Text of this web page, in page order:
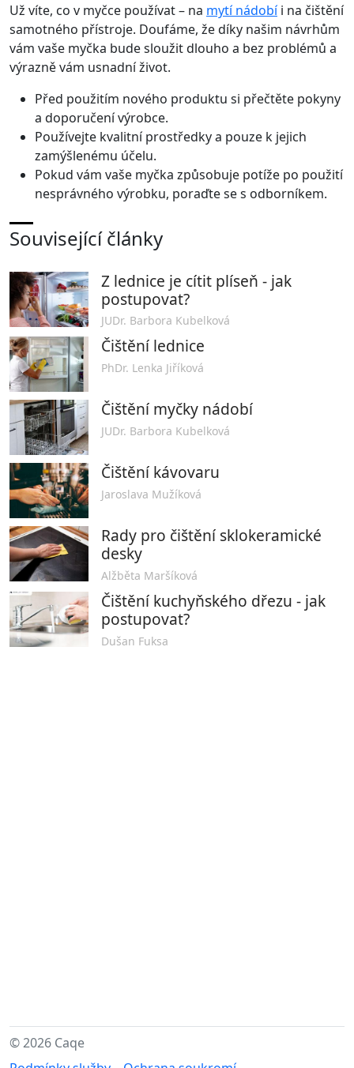
Už víte, co v myčce používat – na mytí nádobíi na čištění
samotného přístroje. Doufáme, že díky našim návrhům
vám vaše myčka bude sloužit dlouho a bez problémů a
výrazně vám usnadní život.
Před použitím nového produktu si přečtěte pokyny
a doporučení výrobce.
Používejte kvalitní prostředky a pouze k jejich
zamýšlenému účelu.
Pokud vám vaše myčka způsobuje potíže po použití
nesprávného výrobku, poraďte se s odborníkem.
Související články
Z lednice je cítit plíseň - jak
postupovat?
JUDr. Barbora Kubelková
Čištění lednice
PhDr. Lenka Jiříková
Čištění myčky nádobí
JUDr. Barbora Kubelková
Čištění kávovaru
Jaroslava Mužíková
Rady pro čištění sklokeramické
desky
Alžběta Maršíková
Čištění kuchyňského dřezu - jak
postupovat?
Dušan Fuksa
© 2026 Caqe